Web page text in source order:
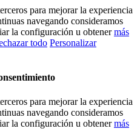
para mejorar la experiencia
navegando consideramos
la configuración u obtenermás
todo Personalizar
para mejorar la experiencia
navegando consideramos
la configuración u obtenermás